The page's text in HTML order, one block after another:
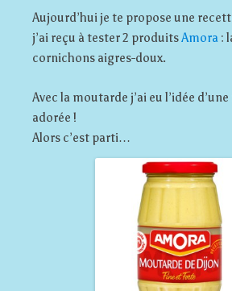
Aujourd’hui je te propose une
j’ai reçu à tester 2 produitsAmora :
cornichons aigres-doux.
Avec la moutarde j’ai eu l’idée
adorée !
Alors c’est parti…